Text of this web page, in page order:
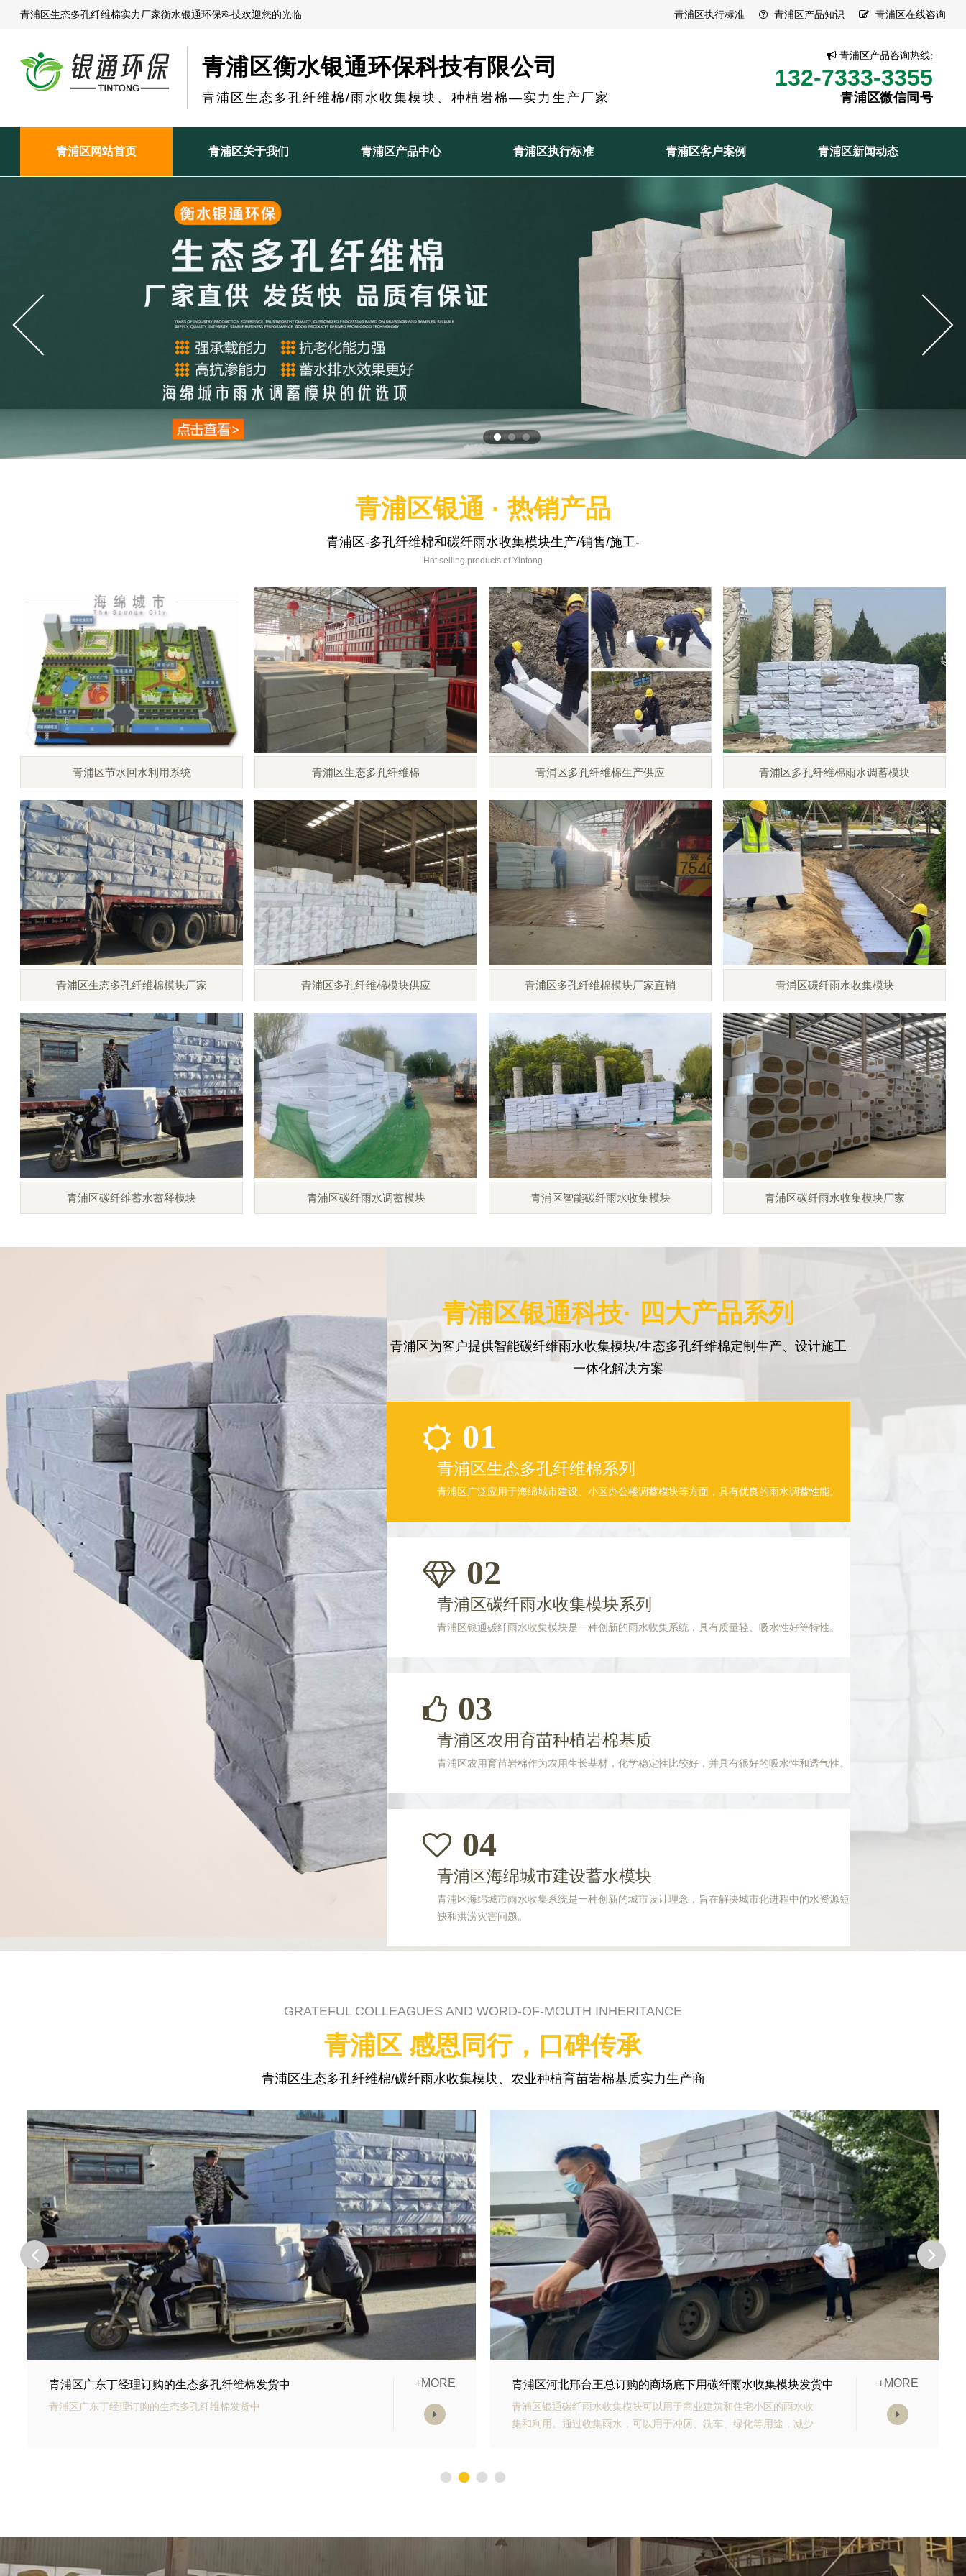
青浦区生态多孔纤维棉实力厂家衡水银通环保科技欢迎您的光临 青浦区执行标准 青浦区产品知识 青浦区在线咨询
青浦区衡水银通环保科技有限公司
青浦区生态多孔纤维棉/雨水收集模块、种植岩棉—实力生产厂家
青浦区产品咨询热线:
132-7333-3355
青浦区微信同号
青浦区网站首页 青浦区关于我们 青浦区产品中心 青浦区执行标准 青浦区客户案例 青浦区新闻动态
青浦区银通 · 热销产品
青浦区-多孔纤维棉和碳纤雨水收集模块生产/销售/施工-
Hot selling products of Yintong
青浦区节水回水利用系统 青浦区生态多孔纤维棉 青浦区多孔纤维棉生产供应 青浦区多孔纤维棉雨水调蓄模块
青浦区生态多孔纤维棉模块厂家 青浦区多孔纤维棉模块供应 青浦区多孔纤维棉模块厂家直销 青浦区碳纤雨水收集模块
青浦区碳纤维蓄水蓄释模块 青浦区碳纤雨水调蓄模块 青浦区智能碳纤雨水收集模块 青浦区碳纤雨水收集模块厂家
青浦区银通科技· 四大产品系列
青浦区为客户提供智能碳纤维雨水收集模块/生态多孔纤维棉定制生产、设计施工
一体化解决方案
01
青浦区生态多孔纤维棉系列
青浦区广泛应用于海绵城市建设、小区办公楼调蓄模块等方面，具有优良的雨水调蓄性能。
02
青浦区碳纤雨水收集模块系列
青浦区银通碳纤雨水收集模块是一种创新的雨水收集系统，具有质量轻、吸水性好等特性。
03
青浦区农用育苗种植岩棉基质
青浦区农用育苗岩棉作为农用生长基材，化学稳定性比较好，并具有很好的吸水性和透气性。
04
青浦区海绵城市建设蓄水模块
青浦区海绵城市雨水收集系统是一种创新的城市设计理念，旨在解决城市化进程中的水资源短
缺和洪涝灾害问题。
GRATEFUL COLLEAGUES AND WORD-OF-MOUTH INHERITANCE
青浦区 感恩同行，口碑传承
青浦区生态多孔纤维棉/碳纤雨水收集模块、农业种植育苗岩棉基质实力生产商
青浦区河北邢台王总订购的商场底下用碳纤雨水收集模块发货中
青浦区银通碳纤雨水收集模块可以用于商业建筑和住宅小区的雨水收
+MORE 青浦区山东青岛李经理订购的生态多孔纤维棉正在发货
青浦区银通生态多孔纤维棉具有高强承载能力、高抗渗能力、抗老化
能力强、施工方便等优势。模块的顶部应设计有反冲洗装置，以防止
+MORE